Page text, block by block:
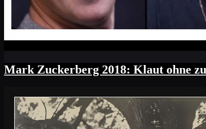
Mark Zuckerberg 2018: Klaut ohne